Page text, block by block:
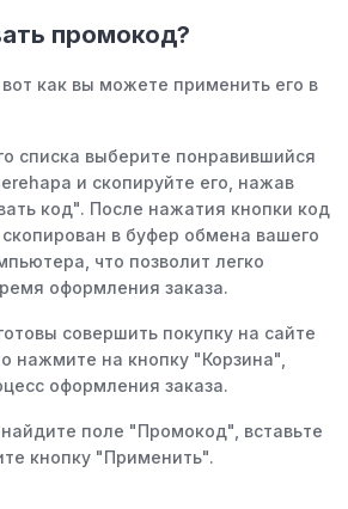
промокод?
как вы можете применить его в
списка выберите понравившийся
и скопируйте его, нажав
код". После нажатия кнопки код
в буфер обмена вашего
что позволит легко
оформления заказа.
совершить покупку на сайте
нажмите на кнопку "Корзина",
оформления заказа.
поле "Промокод", вставьте
кнопку "Применить".